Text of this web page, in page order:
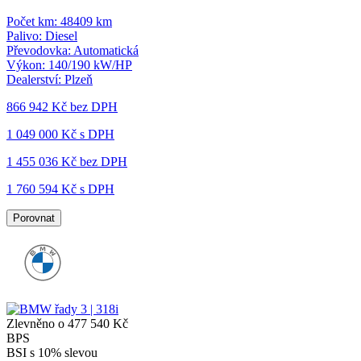
Počet km: 48409 km
Palivo: Diesel
Převodovka: Automatická
Výkon: 140/190 kW/HP
Dealerství: Plzeň
866 942 Kč bez DPH
1 049 000 Kč s DPH
1 455 036 Kč bez DPH
1 760 594 Kč s DPH
Porovnat
Zlevněno o 477 540 Kč
BPS
BSI s 10% slevou